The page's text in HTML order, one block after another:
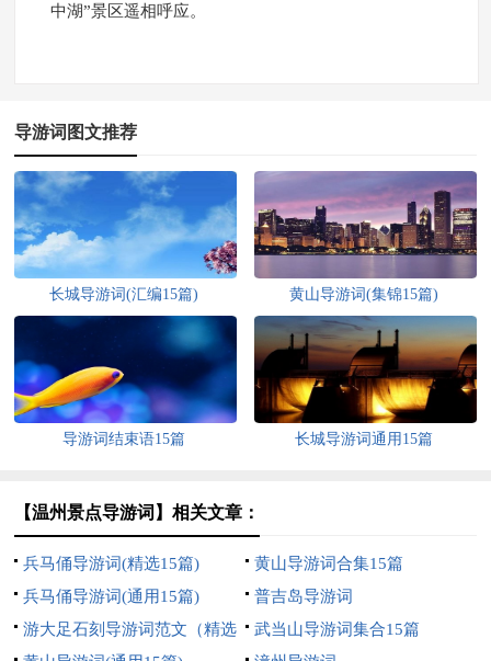
中湖”景区遥相呼应。
导游词图文推荐
长城导游词(汇编15篇) 黄山导游词(集锦15篇)
导游词结束语15篇 长城导游词通用15篇
【温州景点导游词】相关文章：
兵马俑导游词(精选15篇)
黄山导游词合集15篇
兵马俑导游词(通用15篇)
普吉岛导游词
游大足石刻导游词范文（精选
武当山导游词集合15篇